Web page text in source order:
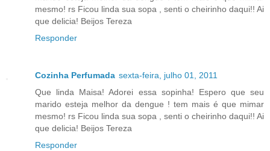
mesmo! rs Ficou linda sua sopa , senti o cheirinho daqui!! Ai
que delicia! Beijos Tereza
Responder
Cozinha Perfumada sexta-feira, julho 01, 2011
Que linda Maisa! Adorei essa sopinha! Espero que seu
marido esteja melhor da dengue ! tem mais é que mimar
mesmo! rs Ficou linda sua sopa , senti o cheirinho daqui!! Ai
que delicia! Beijos Tereza
Responder